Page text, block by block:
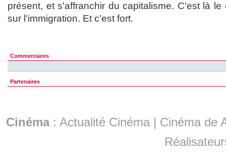
présent, et s'affranchir du capitalisme. C'est là
sur l'immigration. Et c'est fort.
Commentaires
Partenaires
Cinéma: Actualité Cinéma | Cinéma de